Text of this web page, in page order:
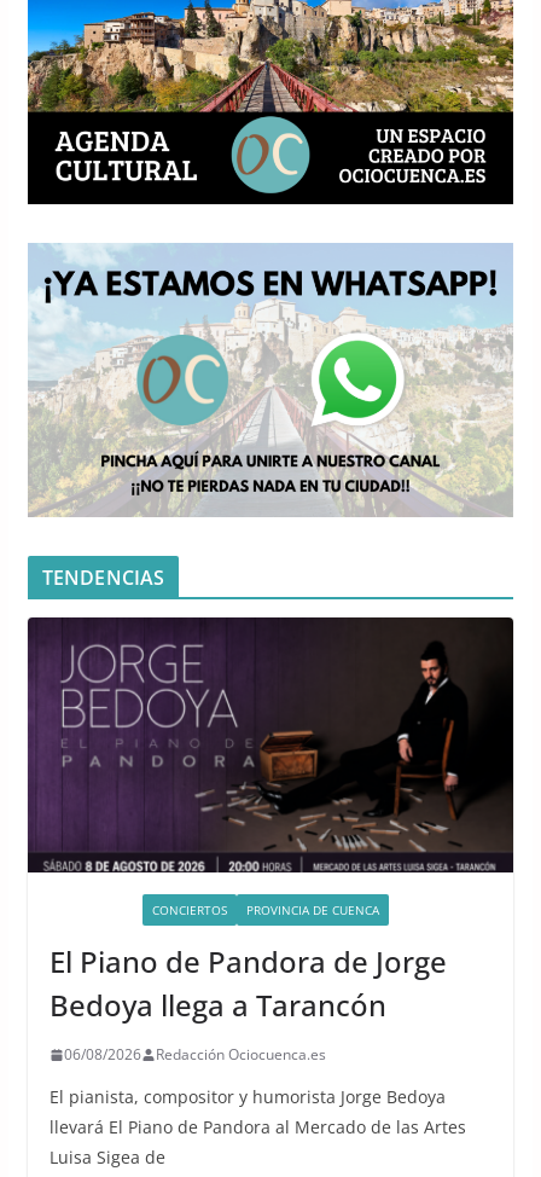
TENDENCIAS
CONCIERTOS PROVINCIA DE CUENCA
El Piano de Pandora de Jorge
Bedoya llega a Tarancón
06/08/2026 Redacción Ociocuenca.es
El pianista, compositor y humorista Jorge Bedoya
llevará El Piano de Pandora al Mercado de las Artes
Luisa Sigea de